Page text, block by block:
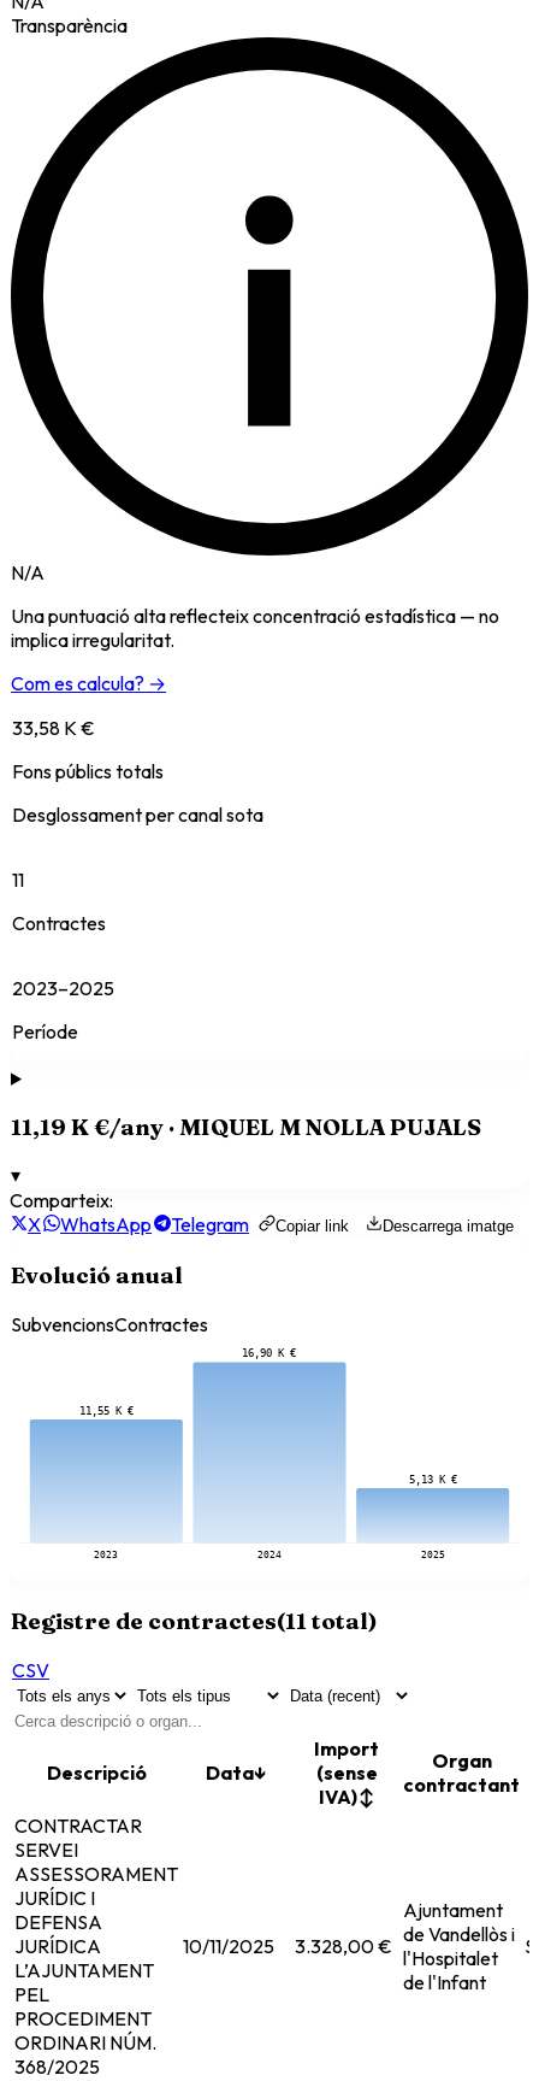
Transparència
i
N/A
Una puntuació alta reflecteix concentració estadística — no
implica irregularitat.
Com es calcula? →
33,58 K €
Fons públics totals
Desglossament per canal sota
11
Contractes
2023–2025
Període
11,19 K €/any · MIQUEL M NOLLA PUJALS
▾
Comparteix:
X
WhatsApp Telegram Copiar link Descarrega imatge
Evolució anual
SubvencionsContractes
11,55 K €
2023
16,90 K €
2024
5,13 K €
2025
Registre de contractes(11total)
CSV
Descripció Data↓
Import
(sense
IVA)↕
Organ
contractant
CONTRACTAR
SERVEI
ASSESSORAMENT
JURÍDIC I
DEFENSA
JURÍDICA
L’AJUNTAMENT
PEL
PROCEDIMENT
ORDINARI NÚM.
368/2025
10/11/2025 3.328,00 €
Ajuntament
de Vandellòs i
l'Hospitalet
de l'Infant